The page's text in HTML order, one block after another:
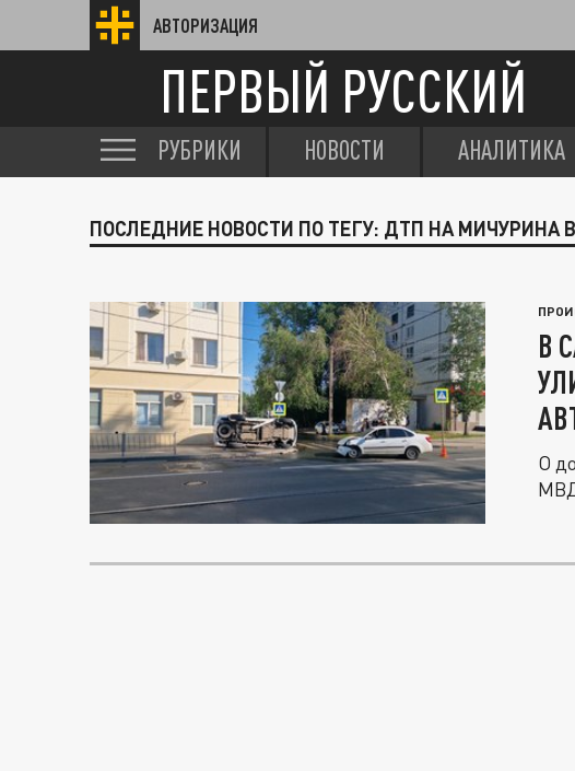
АВТОРИЗАЦИЯ
ПЕРВЫЙ РУССКИЙ
РУБРИКИ НОВОСТИ АНАЛИТИКА
ПОСЛЕДНИЕ НОВОСТИ ПО ТЕГУ: ДТП НА МИЧУРИНА
В
О дорожном